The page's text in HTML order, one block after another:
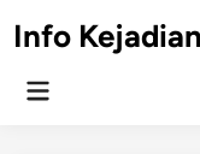
toInfo
Main